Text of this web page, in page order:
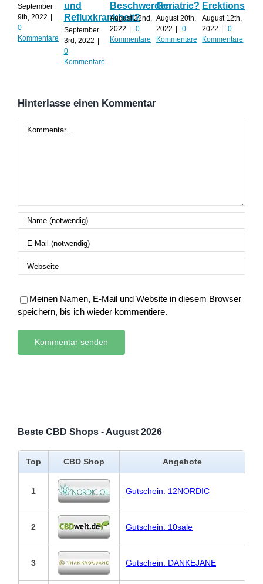
September
9th, 2022
0
Kommentare
und
Refluxkrankheit?
September
3rd, 2022
0
Kommentare
Beschwerden
August 22nd,
2022
0
Kommentare
Geriatrie?
August 20th,
2022
0
Kommentare
August 12th,
2022
0
Kommentare
Hinterlasse einen Kommentar
Meinen Namen, E-Mail und Website in diesem Browser
speichern, bis ich wieder kommentiere.
Beste CBD Shops - August 2026
Top CBD Shop Angebote
1 Gutschein: 12NORDIC
2 Gutschein: 10sale
3 Gutschein: DANKEJANE